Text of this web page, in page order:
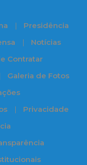
Presidência
Notícias
Contratar
Galeria de Fotos
Privacidade